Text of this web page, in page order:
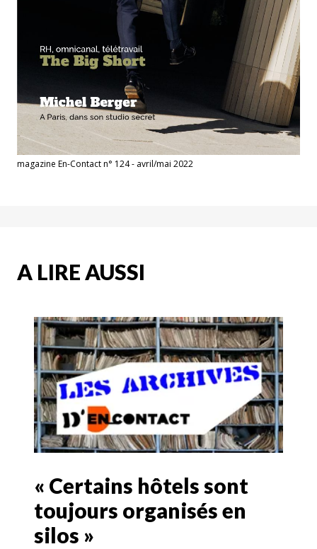
magazine En-Contact n° 124 - avril/mai 2022
A LIRE AUSSI
« Certains hôtels sont
toujours organisés en
silos »